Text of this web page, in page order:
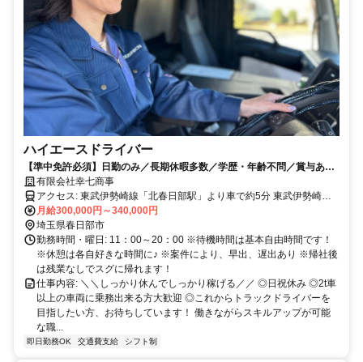
ハイエースドライバー
【準中免許必須】日勤のみ／長期休暇多数／学歴・年齢不問／賞与あり
／配送は1日1〜3か所、待機中は自由時間！／ゆくゆくは中型や大型に
も挑戦可能！
有限会社幸七商事
アクセス: 東武伊勢崎線「北春日部駅」より車で約5分 東武伊勢崎線
「姫宮駅」より車で約7分 各線「春日部駅」より車で約7分 東武野田
線「八木崎駅」より車で約8分 東武野田線「藤の牛島駅」より車で約
10分 ※車通勤OK！
月給300,000円～340,000円
埼玉県春日部市
勤務時間・曜日: 11：00～20：00 ※待機時間は基本自由時間です！
※休憩は各自好きな時間に♪ ※案件により、早出、遅出あり ※帰社後
は残業なしでスグに帰れます！
仕事内容: ＼＼しっかり休んでしっかり稼げる／／ ◎日祝休み ◎2t車
以上の車両に乗務出来る方大歓迎 ◎これからトラックドライバーを
目指したい方、お待ちしています！ 働きながらスキルアップが可能
な職...
即日勤務OK 交通費支給 シフト制